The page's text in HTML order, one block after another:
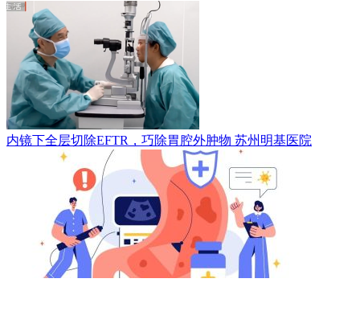
内镜下全层切除EFTR，巧除胃腔外肿物 苏州明基医院